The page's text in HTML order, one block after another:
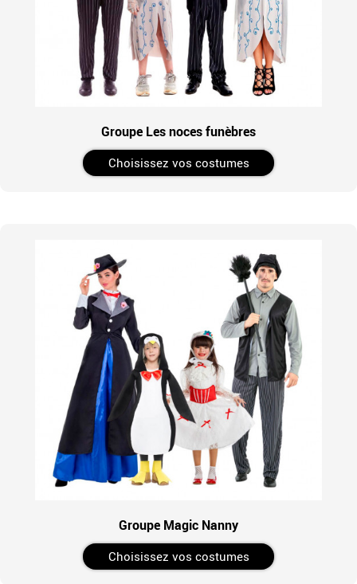
Groupe Les noces funèbres
Choisissez vos costumes
Groupe Magic Nanny
Choisissez vos costumes